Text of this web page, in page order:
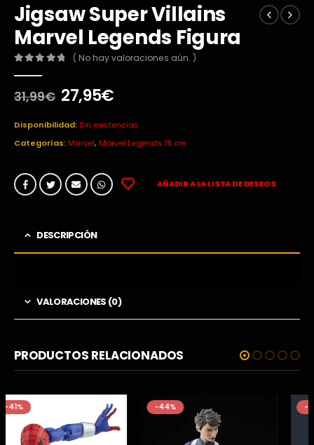
Jigsaw Super Villains
Marvel Legends Figura
( No hay valoraciones aún. )
31,99€ El
original
era:
27,95€El
actual
es:
Disponibilidad: Sin existencias
Categorías:Marvel,Marvel Legends 15 cm
AÑADIR A LA LISTA DE DESEOS
DESCRIPCIÓN
VALORACIONES (0)
PRODUCTOS RELACIONADOS
-44% -19%